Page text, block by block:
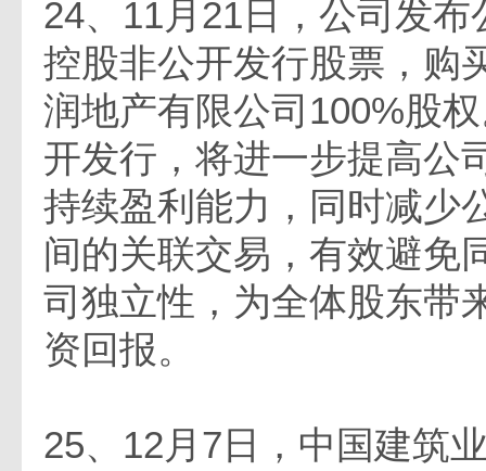
24、11月21日，公司发
控股非公开发行股票，购
润地产有限公司100%股
开发行，将进一步提高公
持续盈利能力，同时减少
间的关联交易，有效避免
司独立性，为全体股东带
资回报。
25、12月7日，中国建筑